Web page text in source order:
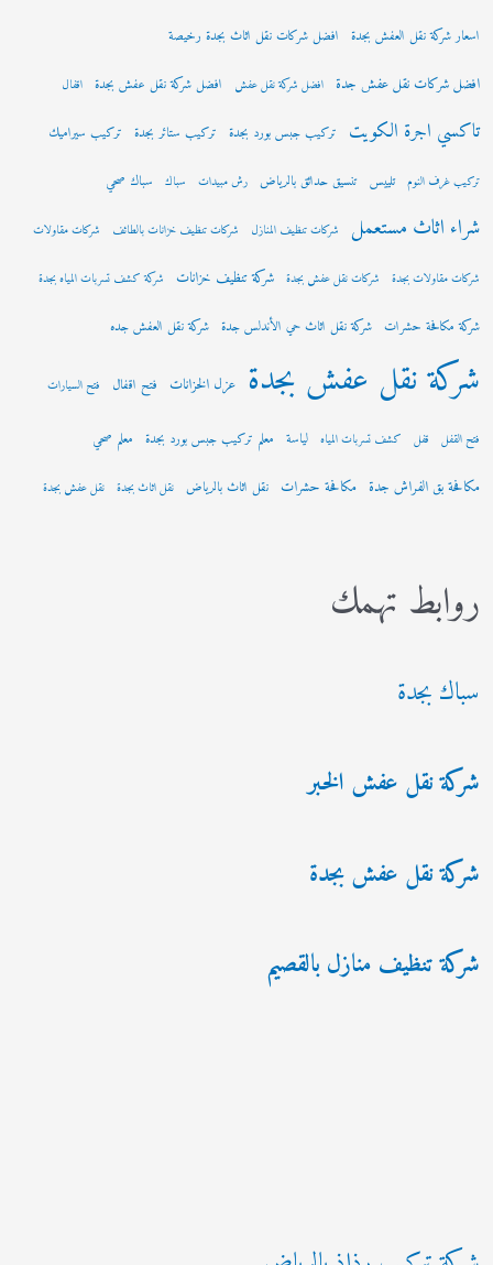
اسعار شركة نقل العفش بجدة افضل شركات نقل اثاث بجدة رخيصة
افضل شركات نقل عفش جدة افضل شركة نقل عفش افضل شركة نقل عفش بجدة اقفال
تاكسي اجرة الكويت تركيب جبس بورد بجدة تركيب ستائر بجدة تركيب سيراميك
تركيب غرف النوم تلييس تنسيق حدائق بالرياض رش مبيدات سباك سباك صحي
شراء اثاث مستعمل شركات تنظيف المنازل شركات تنظيف خزانات بالطائف شركات مقاولات
شركات مقاولات بجدة شركات نقل عفش بجدة شركة تنظيف خزانات شركة كشف تسربات المياه بجدة
شركة مكافحة حشرات شركة نقل اثاث حي الأندلس جدة شركة نقل العفش جده
شركة نقل عفش بجدة عزل الخزانات فتح اقفال فتح السيارات
فتح القفل قفل كشف تسربات المياه لياسة معلم تركيب جبس بورد بجدة معلم صحي
مكافحة بق الفراش جدة مكافحة حشرات نقل اثاث بالرياض نقل اثاث بجدة نقل عفش بجدة
روابط تهمك
سباك بجدة
شركة نقل عفش الخبر
شركة نقل عفش بجدة
شركة تنظيف منازل بالقصيم